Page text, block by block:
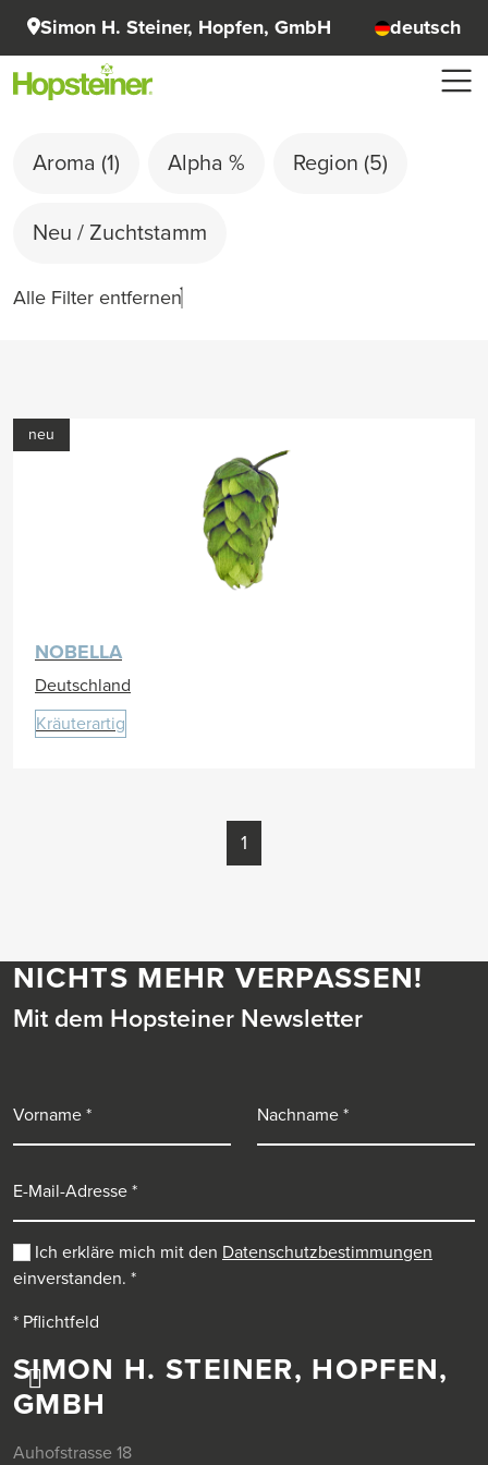
Simon H. Steiner, Hopfen, GmbH deutsch
Aroma (1) Alpha % Region (5)
Neu / Zuchtstamm
Alle Filter entfernen
neu
NOBELLA
Deutschland
Kräuterartig
1
SIMON H. STEINER, HOPFEN,
GMBH
Auhofstrasse 18
NICHTS MEHR VERPASSEN!
Mit dem Hopsteiner Newsletter
Ich erkläre mich mit den Datenschutzbestimmungen
einverstanden. *
* Pflichtfeld